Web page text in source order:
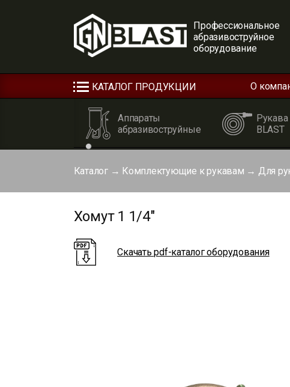
Профессиональное
абразивоструйное
оборудование
КАТАЛОГ ПРОДУКЦИИ О
Аппараты
абразивоструйные
BLAST
Каталог→ Комплектующие к рукавам → Для
Хомут 1 1/4"
Скачать pdf-каталог оборудования